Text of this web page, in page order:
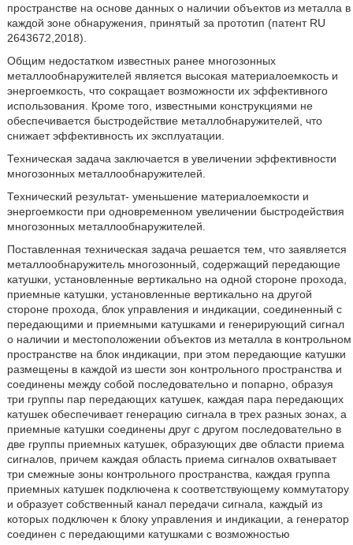
пространстве на основе данных о наличии объектов из металла в
каждой зоне обнаружения, принятый за прототип (патент RU
2643672,2018).
Общим недостатком известных ранее многозонных
металлообнаружителей является высокая материалоемкость и
энергоемкость, что сокращает возможности их эффективного
использования. Кроме того, известными конструкциями не
обеспечивается быстродействие металлобнаружителей, что
снижает эффективность их эксплуатации.
Техническая задача заключается в увеличении эффективности
многозонных металлообнаружителей.
Технический результат- уменьшение материалоемкости и
энергоемкости при одновременном увеличении быстродействия
многозонных металлообнаружителей.
Поставленная техническая задача решается тем, что заявляется
металлообнаружитель многозонный, содержащий передающие
катушки, установленные вертикально на одной стороне прохода,
приемные катушки, установленные вертикально на другой
стороне прохода, блок управления и индикации, соединенный с
передающими и приемными катушками и генерирующий сигнал
о наличии и местоположении объектов из металла в контрольном
пространстве на блок индикации, при этом передающие катушки
размещены в каждой из шести зон контрольного пространства и
соединены между собой последовательно и попарно, образуя
три группы пар передающих катушек, каждая пара передающих
катушек обеспечивает генерацию сигнала в трех разных зонах, а
приемные катушки соединены друг с другом последовательно в
две группы приемных катушек, образующих две области приема
сигналов, причем каждая область приема сигналов охватывает
три смежные зоны контрольного пространства, каждая группа
приемных катушек подключена к соответствующему коммутатору
и образует собственный канал передачи сигнала, каждый из
которых подключен к блоку управления и индикации, а генератор
соединен с передающими катушками с возможностью